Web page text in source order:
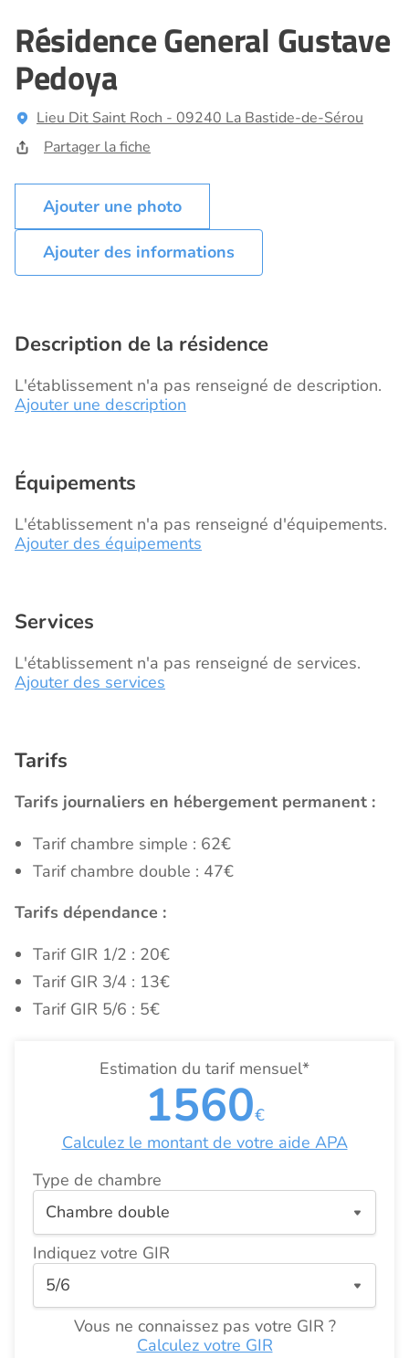
Résidence General Gustave
Pedoya
Lieu Dit Saint Roch - 09240 La Bastide-de-Sérou
Partager la fiche
Ajouter des informations
Description de la résidence
L'établissement n'a pas renseigné de description.
Ajouter une description
Équipements
L'établissement n'a pas renseigné d'équipements.
Ajouter des équipements
Services
L'établissement n'a pas renseigné de services.
Ajouter des services
Tarifs
Tarifs journaliers en hébergement permanent :
Tarif chambre simple : 62€
Tarif chambre double : 47€
Tarifs dépendance :
Tarif GIR 1/2 : 20€
Tarif GIR 3/4 : 13€
Tarif GIR 5/6 : 5€
Estimation du tarif mensuel*
1560€
Calculez le montant de votre aide APA
Type de chambre
Indiquez votre GIR
Vous ne connaissez pas votre GIR ?
Calculez votre GIR